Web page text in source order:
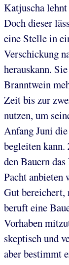
Katjuscha
Doch dieser
eine Stelle in
Verschickung
herauskann.
Branntwein
Zeit bis zur
nutzen, um
Anfang Juni
begleiten kann.
den Bauern
Pacht anbieten
Gut bereichert,
beruft eine
Vorhaben
skeptisch und
aber bestimmt